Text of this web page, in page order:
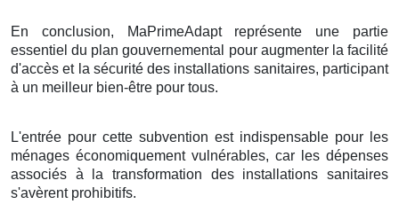
En conclusion, MaPrimeAdapt représente une partie
essentiel du plan gouvernemental pour augmenter la facilité
d'accès et la sécurité des installations sanitaires, participant
à un meilleur bien-être pour tous.
L'entrée pour cette subvention est indispensable pour les
ménages économiquement vulnérables, car les dépenses
associés à la transformation des installations sanitaires
s'avèrent prohibitifs.